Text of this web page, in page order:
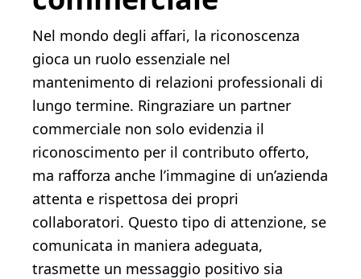
Nel mondo degli affari, la riconoscenza
gioca un ruolo essenziale nel
mantenimento di relazioni professionali di
lungo termine. Ringraziare un partner
commerciale non solo evidenzia il
riconoscimento per il contributo offerto,
ma rafforza anche l’immagine di un’azienda
attenta e rispettosa dei propri
collaboratori. Questo tipo di attenzione, se
comunicata in maniera adeguata,
trasmette un messaggio positivo sia